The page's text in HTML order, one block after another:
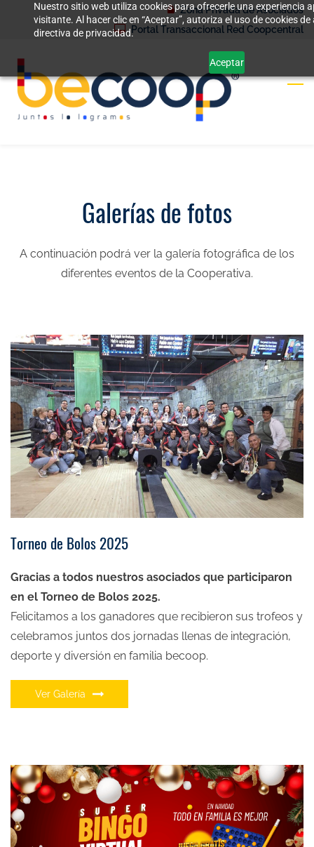
Nuestro sitio web utiliza cookies para ofrecerle una experiencia
visitante. Al hacer clic en “Aceptar”, autoriza el uso de cookies
directiva de privacidad.
Aceptar
content
Galerías de fotos
A continuación podrá ver la galería fotográfica de los
diferentes eventos de la Cooperativa.
Torneo de Bolos 2025
Gracias a todos nuestros asociados que participaron
en el Torneo de Bolos 2025.
Felicitamos a los ganadores que recibieron sus trofeos y
celebramos juntos dos jornadas llenas de integración,
deporte y diversión en familia becoop.
Ver Galería
Zona Privada de Asociados
Portal Transaccional Red Coopcentral